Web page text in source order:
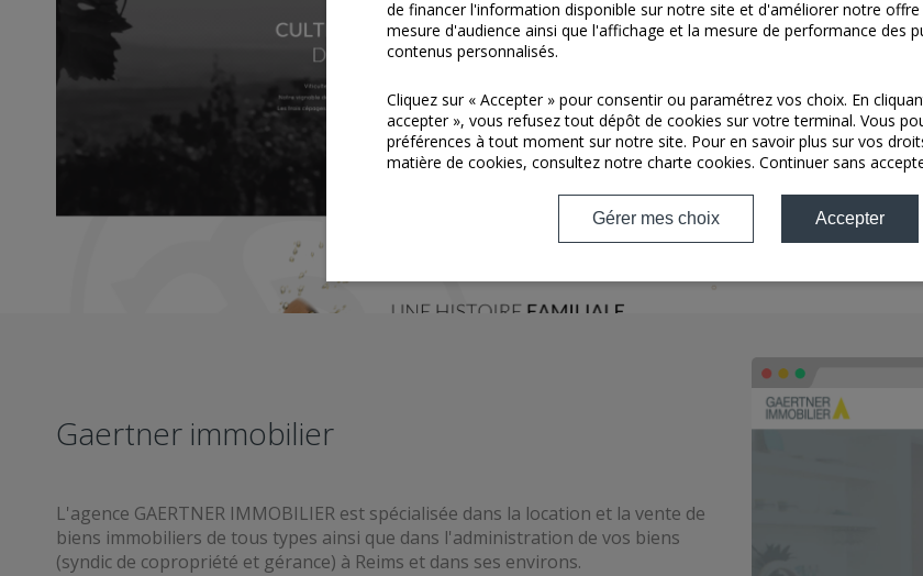
Viticulteur depuis
5,5 ha AOC
Gaertner immobilier
L'agence GAERTNER IMMOBILIER est spécialisée dans la location et la vente de
biens immobiliers de tous types ainsi que dans l'administration de vos biens
(syndic de copropriété et gérance) à Reims et dans ses environs.
de financer l'information disponible sur notre site et d'améliorer notre offre
mesure d'audience ainsi que l'affichage et la mesure de performance des
contenus personnalisés.
Cliquez sur « Accepter » pour consentir ou paramétrez vos choix. En
accepter », vous refusez tout dépôt de cookies sur votre terminal. Vous
préférences à tout moment sur notre site. Pour en savoir plus sur vos
matière de cookies, consultez notre charte cookies. Continuer sans
Gérer mes choix Accepter